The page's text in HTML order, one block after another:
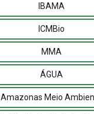
IBAMA
ICMBio
MMA
ÁGUA
Amazonas Meio